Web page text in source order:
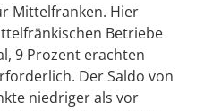
Mittelfranken. Hier
Betriebe
9 Prozent erachten
Der Saldo von
niedriger als vor